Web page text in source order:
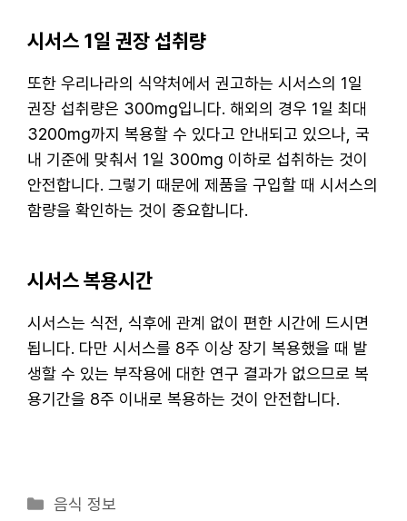
시서스 1일 권장 섭취량
또한 우리나라의 식약처에서 권고하는 시서스의 1일
권장 섭취량은 300mg입니다. 해외의 경우 1일 최대
3200mg까지 복용할 수 있다고 안내되고 있으나, 국
내 기준에 맞춰서 1일 300mg 이하로 섭취하는 것이
안전합니다. 그렇기 때문에 제품을 구입할 때 시서스의
함량을 확인하는 것이 중요합니다.
시서스 복용시간
시서스는 식전, 식후에 관계 없이 편한 시간에 드시면
됩니다. 다만 시서스를 8주 이상 장기 복용했을 때 발
생할 수 있는 부작용에 대한 연구 결과가 없으므로 복
용기간을 8주 이내로 복용하는 것이 안전합니다.
카
음식 정보